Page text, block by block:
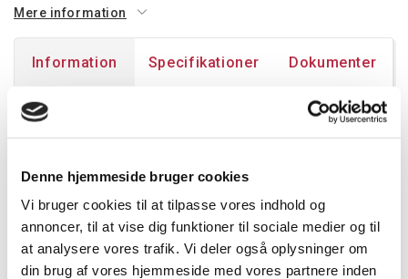
Denne hjemmeside bruger cookies
Vi bruger cookies til at tilpasse vores indhold og
annoncer, til at vise dig funktioner til sociale medier og til
at analysere vores trafik. Vi deler også oplysninger om
din brug af vores hjemmeside med vores partnere inden
Mere information
Information Specifikationer Dokumenter
Mærker for ledning 1,5 til 2,5 mm².
Bogstav: sort på gul baggrund:
1.5 til 2.5²